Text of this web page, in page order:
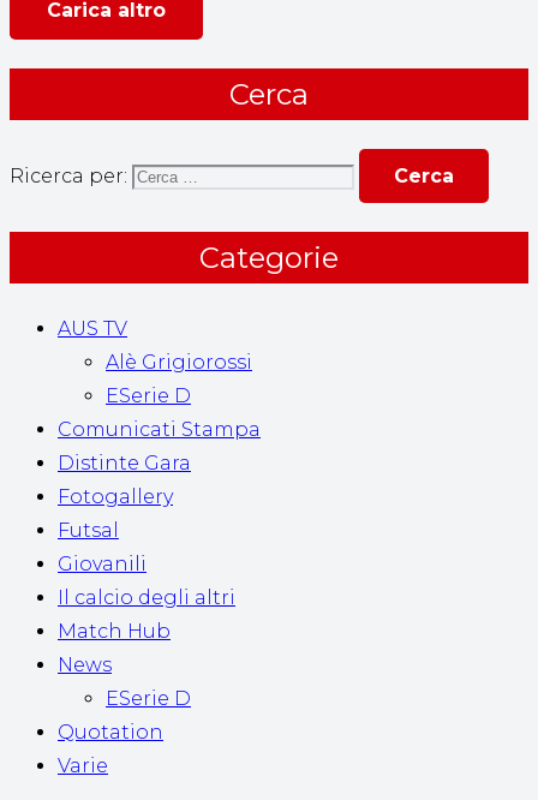
Carica altro
Cerca
Ricerca per:
Categorie
AUS TV
Alè Grigiorossi
ESerie D
Comunicati Stampa
Distinte Gara
Fotogallery
Futsal
Giovanili
Il calcio degli altri
Match Hub
News
ESerie D
Quotation
Varie